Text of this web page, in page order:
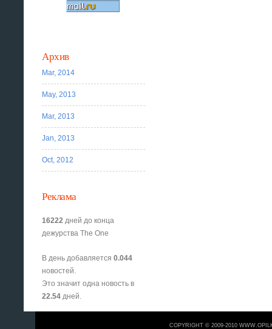
Архив
Mar, 2014
May, 2013
Mar, 2013
Jan, 2013
Oct, 2012
Реклама
16222 дней до конца
дежурства The One
В день добавляется0.044
новостей.
Это значит одна новость в
22.54 дней.
COPYRIGHT © 2009-2010